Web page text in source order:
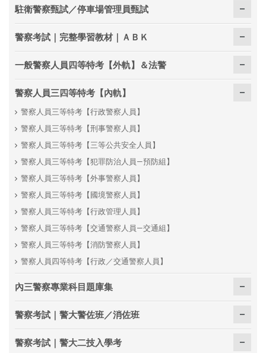
駐衛警察甄試／停車場管理員甄試
警察考試｜完整學習教材｜ＡＢＫ
一般警察人員四等特考【外軌】＆法警
警察人員三四等特考【內軌】
警察人員三等特考【行政警察人員】
警察人員三等特考【刑事警察人員】
警察人員三等特考【三等公共安全人員】
警察人員三等特考【犯罪防治人員—預防組】
警察人員三等特考【外事警察人員】
警察人員三等特考【國境警察人員】
警察人員三等特考【行政管理人員】
警察人員三等特考【交通警察人員—交通組】
警察人員三等特考【消防警察人員】
警察人員四等特考【行政／交通警察人員】
內三警察專業科目題庫集
警察考試｜警大警佐班／消佐班
警察考試｜警大二技入學考